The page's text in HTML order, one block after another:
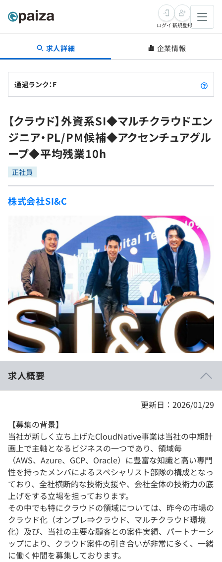
転職・キャリア
転職成功ガイド
転職エージェント
インタビュー
転職成功ガイド
新卒就活
求人検索
本選考
インターン
新卒エージェント
イベント・セミナー
インタビュー
就活成功ガイド
学習
問題集
4択課題
リファレンス
プラン
個人向けプラン
法人向けプラン
学校向けプラン
契約内容・クーポン
プログラミング言語
再チャレンジ結果一覧
ゲーム・マンガ
paiza times
note
ログイン新規登録
求人詳細 企業情報
通過ランク：F
【クラウド】外資系SI◆マルチクラウドエン
ジニア・PL/PM候補◆アクセンチュアグル
ープ◆平均残業10h
正社員
株式会社SI&C
求人概要
更新日：2026/01/29
【募集の背景】
当社が新しく立ち上げたCloudNative事業は当社の中期計
画上で主軸となるビジネスの一つであり、領域毎
（AWS、Azure、GCP、Oracle）に豊富な知識と高い専門
性を持ったメンバによるスペシャリスト部隊の構成となっ
ており、全社横断的な技術支援や、会社全体の技術力の底
上げをする立場を担っております。
その中でも特にクラウドの領域については、昨今の市場の
クラウド化（オンプレ⇒クラウド、マルチクラウド環境
化）及び、当社の主要な顧客との案件実績、パートナーシ
ップにより、クラウド案件の引き合いが非常に多く、一緒
に働く仲間を募集しております。